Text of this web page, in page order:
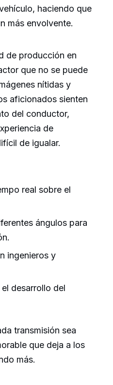
haciendo que
más envolvente.
de producción en
que no se puede
nítidas y
aficionados sienten
del conductor,
de
de igualar.
real sobre el
ángulos para
ingenieros y
desarrollo del
transmisión sea
que deja a los
más.